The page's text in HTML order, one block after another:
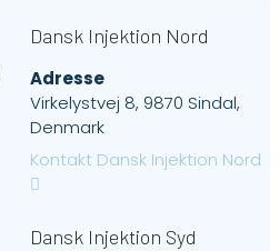
Dansk Injektion Nord
Adresse
Virkelystvej 8, 9870 Sindal,
Denmark
Kontakt Dansk Injektion Nord
Dansk Injektion Syd